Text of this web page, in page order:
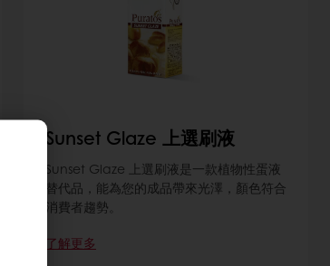
Sunset Glaze 上選刷液
Sunset Glaze 上選刷液是一款植物性蛋液
替代品，能為您的成品帶來光澤，顏色符合
消費者趨勢。
了解更多